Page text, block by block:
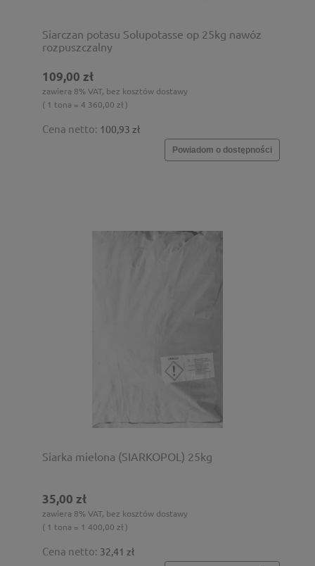
Siarczan potasu Solupotasse op 25kg nawóz
rozpuszczalny
109,00 zł
zawiera 8% VAT, bez kosztów dostawy
( 1 tona = 4 360,00 zł )
Cena netto: 100,93 zł
Powiadom o dostępności
Siarka mielona (SIARKOPOL) 25kg
35,00 zł
zawiera 8% VAT, bez kosztów dostawy
( 1 tona = 1 400,00 zł )
Cena netto: 32,41 zł